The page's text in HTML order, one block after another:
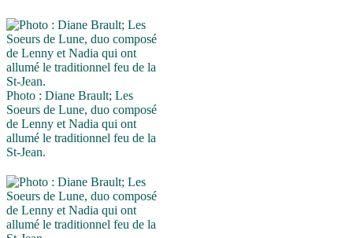
Photo : Diane Brault; Les
Soeurs de Lune, duo composé
de Lenny et Nadia qui ont
allumé le traditionnel feu de la
St-Jean.